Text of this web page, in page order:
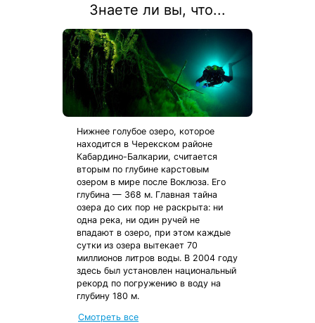
Знаете ли вы, что...
Нижнее голубое озеро, которое
находится в Черекском районе
Кабардино-Балкарии, считается
вторым по глубине карстовым
озером в мире после Воклюза. Его
глубина — 368 м. Главная тайна
озера до сих пор не раскрыта: ни
одна река, ни один ручей не
впадают в озеро, при этом каждые
сутки из озера вытекает 70
миллионов литров воды. В 2004 году
здесь был установлен национальный
рекорд по погружению в воду на
глубину 180 м.
Смотреть все